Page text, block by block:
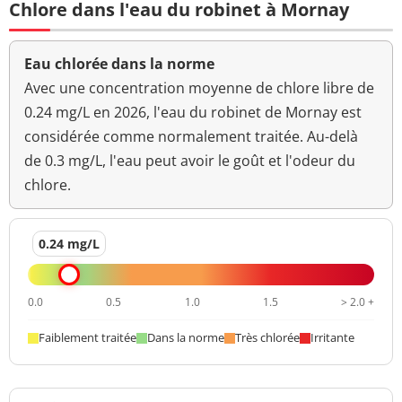
Chlore dans l'eau du robinet à Mornay
Eau chlorée dans la norme
Avec une concentration moyenne de chlore libre de
0.24 mg/L en 2026, l'eau du robinet de Mornay est
considérée comme normalement traitée. Au-delà
de 0.3 mg/L, l'eau peut avoir le goût et l'odeur du
chlore.
0.24 mg/L
0.0 0.5 1.0 1.5 > 2.0 +
Faiblement traitée Dans la norme Très chlorée Irritante